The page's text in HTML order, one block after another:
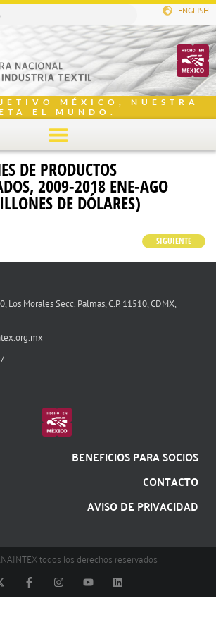
ENGLISH
MÉXICO, NUESTRA
EL MUNDO.
DE PRODUCTOS
2009-2018 ENE-AGO
DE DÓLARES)
SIGUIENTE
Los Morales Secc. Palmas, C.P. 11510, CDMX,
BENEFICIOS PARA SOCIOS
CONTACTO
AVISO DE PRIVACIDAD
todos los derechos reservados